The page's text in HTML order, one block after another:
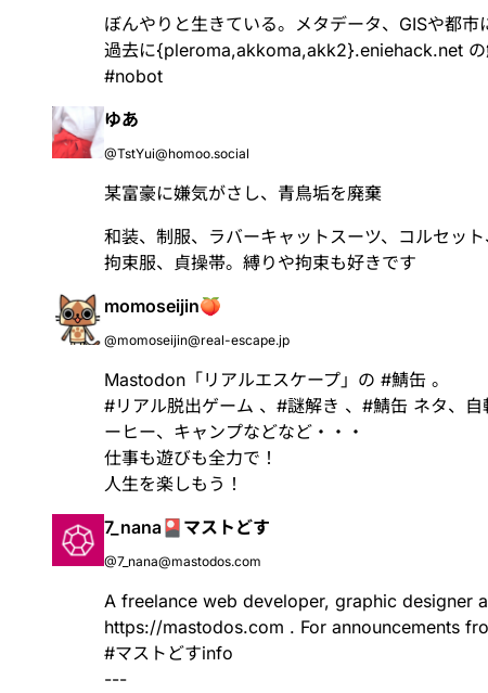
ぼんやりと生きている。メタデータ、GISや都市
過去に{pleroma,akkoma,akk2}.eniehack.net の
#nobot
ゆあ
@TstYui@homoo.social
某富豪に嫌気がさし、青鳥垢を廃棄
和装、制服、ラバーキャットスーツ、コルセット
拘束服、貞操帯。縛りや拘束も好きです
momoseijin🍑
@momoseijin@real-escape.jp
Mastodon「リアルエスケープ」の #鯖缶 。
#リアル脱出ゲーム 、#謎解き 、#鯖缶 ネタ、
ーヒー、キャンプなどなど・・・
仕事も遊びも全力で！
人生を楽しもう！
7_nana🎴マストどす
@7_nana@mastodos.com
A freelance web developer, graphic designer
https://mastodos.com . For announcements
#マストどすinfo
---